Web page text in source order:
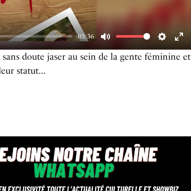
-03:36
M
u
S
g
E
u
doute jaser au sein de la gente féminine et
statut…